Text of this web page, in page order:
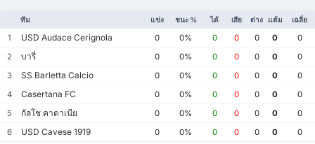
ทีม แข่ง ชนะ % ได้ เสีย ต่าง แต้ม เฉลี่ย
1 USD Audace Cerignola 0 0% 0 0 0 0
0
2
บารี่ 0 0% 0 0 0 0
0
3
SS Barletta Calcio 0 0% 0 0 0 0
0
4
Casertana FC 0 0% 0 0 0 0
0
5
กัลโช คาตาเนีย 0 0% 0 0 0 0
0
6
USD Cavese 1919 0 0% 0 0 0 0
0